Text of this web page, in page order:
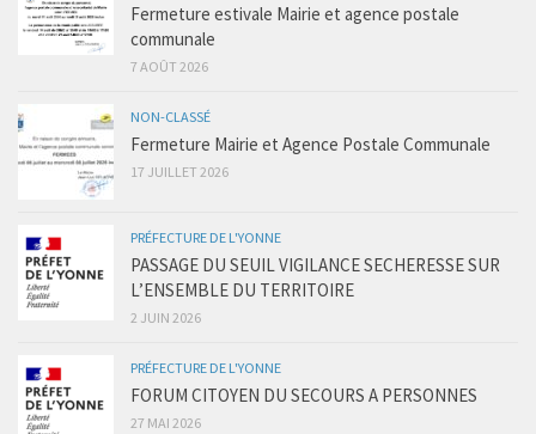
Fermeture estivale Mairie et agence postale
communale
7 AOÛT 2026
NON-CLASSÉ
Fermeture Mairie et Agence Postale Communale
17 JUILLET 2026
PRÉFECTURE DE L'YONNE
PASSAGE DU SEUIL VIGILANCE SECHERESSE SUR
L’ENSEMBLE DU TERRITOIRE
2 JUIN 2026
PRÉFECTURE DE L'YONNE
FORUM CITOYEN DU SECOURS A PERSONNES
27 MAI 2026